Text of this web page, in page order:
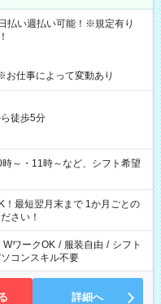
払い週払い可能！※規定有り
仕事によって変動あり
徒歩5分
～・11時～など、シフト希望
！最短翌月末まで 1か月ごとの
さい！
WワークOK / 服装自由 / シフト
コンスキル不要
詳細へ